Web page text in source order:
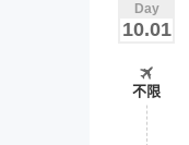
Day
10.01
不限